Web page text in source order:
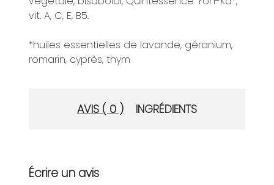
vit. A, C, E, B5.
*huiles essentielles de lavande, géranium,
romarin, cyprès, thym
AVIS ( 0 ) INGRÉDIENTS
Écrire un avis